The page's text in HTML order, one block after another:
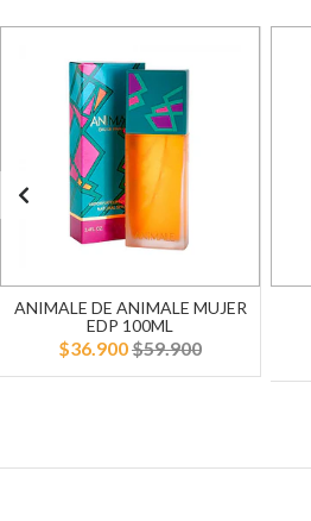
ANIMALE DE ANIMALE MUJER
EDP 100ML
$36.900$59.900